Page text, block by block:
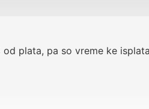
plata, pa so vreme ke